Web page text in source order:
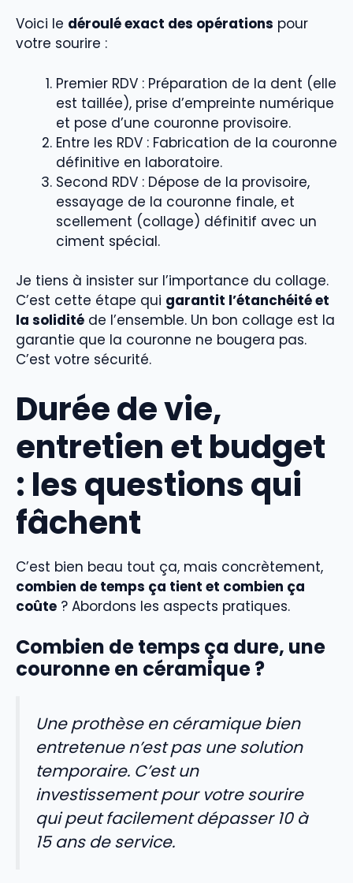
Voici le déroulé exact des opérations pour
votre sourire :
Premier RDV : Préparation de la dent (elle
est taillée), prise d’empreinte numérique
et pose d’une couronne provisoire.
Entre les RDV : Fabrication de la couronne
définitive en laboratoire.
Second RDV : Dépose de la provisoire,
essayage de la couronne finale, et
scellement (collage) définitif avec un
ciment spécial.
Je tiens à insister sur l’importance du collage.
C’est cette étape qui garantit l’étanchéité et
la solidité de l’ensemble. Un bon collage est la
garantie que la couronne ne bougera pas.
C’est votre sécurité.
Durée de vie,
entretien et budget
: les questions qui
fâchent
C’est bien beau tout ça, mais concrètement,
combien de temps ça tient et combien ça
coûte ? Abordons les aspects pratiques.
Combien de temps ça dure, une
couronne en céramique ?
Une prothèse en céramique bien
entretenue n’est pas une solution
temporaire. C’est un
investissement pour votre sourire
qui peut facilement dépasser 10 à
15 ans de service.